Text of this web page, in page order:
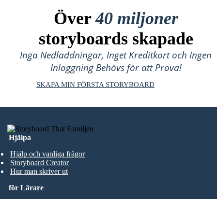
Över40 miljoner
storyboards skapade
Inga Nedladdningar, Inget Kreditkort och Ingen
Inloggning Behövs för att Prova!
SKAPA MIN FÖRSTA STORYBOARD
Hjälpa
Hjälp och vanliga frågor
Storyboard Creator
Hur man skriver ut
för Lärare